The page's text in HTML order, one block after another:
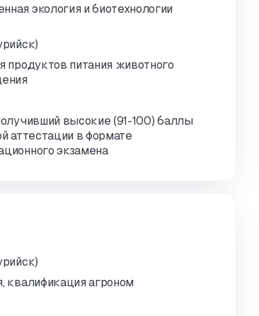
экология и биотехнологии
продуктов питания животного
высокие (91-100) баллы
аттестации в формате
экзамена
квалификация агроном